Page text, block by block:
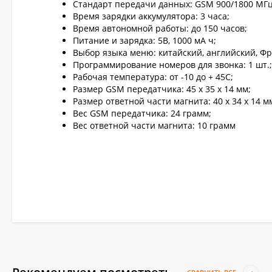
Стандарт передачи данных: GSM 900/1800
Время зарядки аккумулятора: 3 часа;
Время автономной работы: до 150 часов;
Питание и зарядка: 5В, 1000 мА ч;
Выбор языка меню: китайский, английский,
Программирование номеров для звонка: 1 шт.;
Рабочая температура: от -10 до + 45С;
Размер GSM передатчика: 45 х 35 х 14 мм;
Размер ответной части магнита: 40 х 34 х 14
Вес GSM передатчика: 24 грамм;
Вес ответной части магнита: 10 грамм